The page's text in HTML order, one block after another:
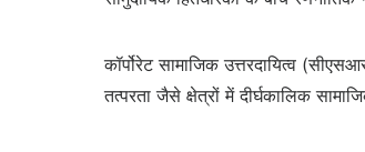
कॉर्पोरेट सामाजिक उत्तरदायित्व
तत्परता जैसे क्षेत्रों में दीर्घकालिक